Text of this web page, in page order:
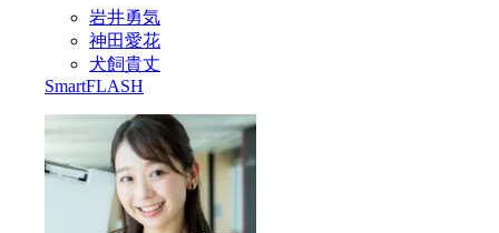
岩井勇気
神田愛花
犬飼貴丈
SmartFLASH